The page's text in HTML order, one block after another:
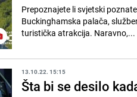
Prepoznajete li svjetski
Buckinghamska palača,
turistička atrakcija. Naravno,...
13.10.22. 15:15
Šta bi se desilo